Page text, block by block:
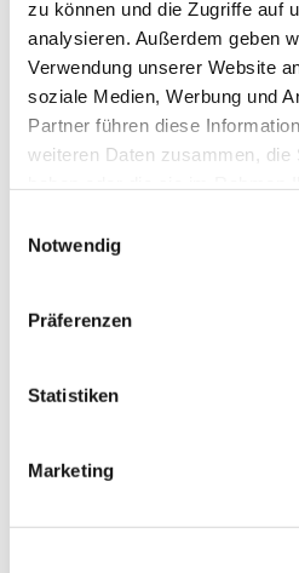
zu können und die Zugriffe auf
analysieren. Außerdem geben
Verwendung unserer Website
soziale Medien, Werbung und
Partner führen diese
weiteren Daten zusammen, die
Notwendig
Präferenzen
Statistiken
Marketing
Ev.